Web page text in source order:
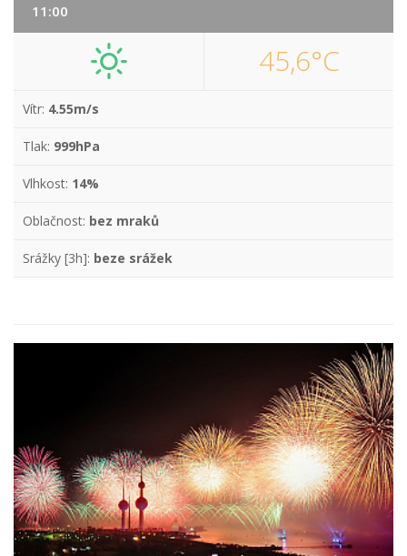
11:00
45,6°C
Vítr: 4.55m/s
Tlak: 999hPa
Vlhkost: 14%
Oblačnost: bez mraků
Srážky [3h]: beze srážek